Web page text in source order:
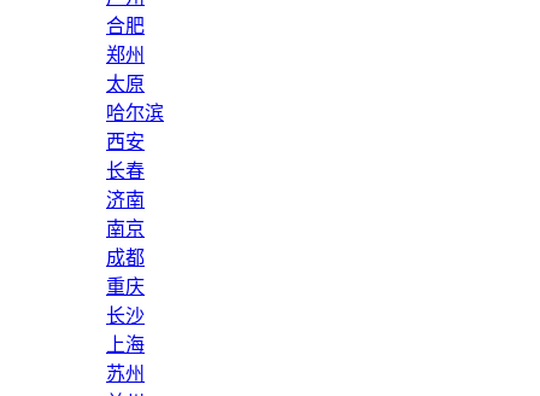
合肥
郑州
太原
哈尔滨
西安
长春
济南
南京
成都
重庆
长沙
上海
苏州